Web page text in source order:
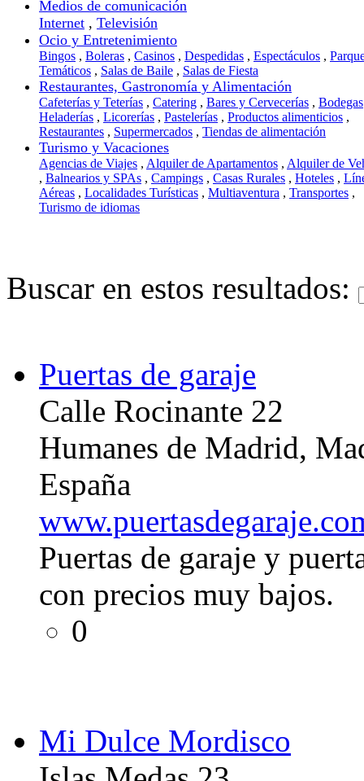
Medios de comunicación
Internet , Televisión
Ocio y Entretenimiento
Bingos , Boleras , Casinos , Despedidas , Espectáculos ,
Temáticos , Salas de Baile , Salas de Fiesta
Restaurantes, Gastronomía y Alimentación
Cafeterías y Teterías , Catering , Bares y Cervecerías , Bodegas
Heladerías , Licorerías , Pastelerías , Productos alimenticios ,
Restaurantes , Supermercados , Tiendas de alimentación
Turismo y Vacaciones
Agencias de Viajes , Alquiler de Apartamentos , Alquiler de
, Balnearios y SPAs , Campings , Casas Rurales , Hoteles ,
Aéreas , Localidades Turísticas , Multiaventura , Transportes ,
Turismo de idiomas
Buscar en estos resultados:
Puertas de garaje
Calle Rocinante 22
Humanes de Madrid,
España
Puertas de garaje y
con precios muy bajos.
0
Mi Dulce Mordisco